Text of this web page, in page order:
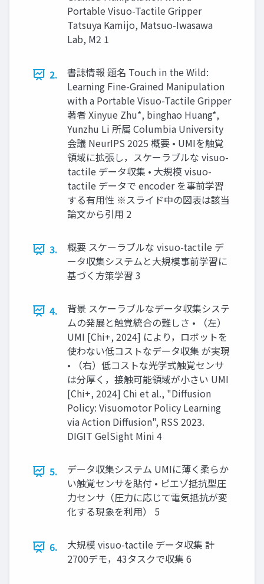
Portable Visuo-Tactile Gripper
Tatsuya Kamijo, Matsuo-Iwasawa
Lab, M2 1
2.
書誌情報 題名 Touch in the Wild:
Learning Fine-Grained Manipulation
with a Portable Visuo-Tactile Gripper
著者 Xinyue Zhu*, binghao Huang*,
Yunzhu Li 所属 Columbia University
会議 NeurIPS 2025 概要 • UMIを触覚
領域に拡張し，スケーラブルな visuo-
tactile データ収集 • 大規模 visuo-
tactile データで encoder を事前学習
する有用性 ※スライド中の図表は該当
論文から引用 2
3.
概要 スケーラブルな visuo-tactile デ
ータ収集システムと大規模事前学習に
基づく方策学習 3
4.
背景 スケーラブルなデータ収集システ
ムの発展と触覚統合の難しさ • （左）
UMI [Chi+, 2024] により，ロボットを
使わない低コストなデータ収集 が実現
• （右）低コストな光学式触覚センサ
は分厚く，接触可能領域が小さい UMI
[Chi+, 2024] Chi et al., "Diffusion
Policy: Visuomotor Policy Learning
via Action Diffusion", RSS 2023.
DIGIT GelSight Mini 4
5.
データ収集システム UMIに薄く柔らか
い触覚センサを貼付 • ピエゾ抵抗型圧
力センサ（圧力に応じて電気抵抗が変
化する現象を利用） 5
6.
大規模 visuo-tactile データ収集 計
2700デモ，43タスクで収集 6